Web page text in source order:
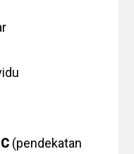
C (pendekatan